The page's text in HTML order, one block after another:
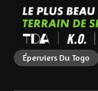
Éperviers Du Togo